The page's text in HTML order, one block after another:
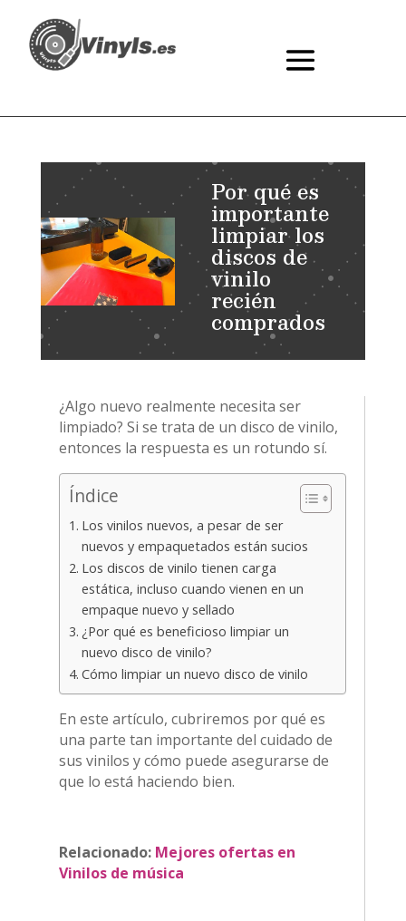
Por qué es
importante
limpiar los
discos de
vinilo
recién
comprados
¿Algo nuevo realmente necesita ser
limpiado? Si se trata de un disco de vinilo,
entonces la respuesta es un rotundo sí.
Índice
Los vinilos nuevos, a pesar de ser
nuevos y empaquetados están sucios
Los discos de vinilo tienen carga
estática, incluso cuando vienen en un
empaque nuevo y sellado
¿Por qué es beneficioso limpiar un
nuevo disco de vinilo?
Cómo limpiar un nuevo disco de vinilo
En este artículo, cubriremos por qué es
una parte tan importante del cuidado de
sus vinilos y cómo puede asegurarse de
que lo está haciendo bien.
Relacionado: Mejores ofertas en
Vinilos de música